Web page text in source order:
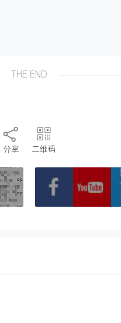
THE END
分享 二维码